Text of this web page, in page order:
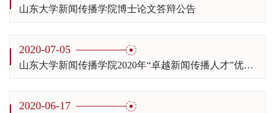
山东大学新闻传播学院博士论文答辩公告
2020-07-05
山东大学新闻传播学院2020年“卓越新闻传播人才”优秀大学生夏令营参营人员名单
2020-06-17